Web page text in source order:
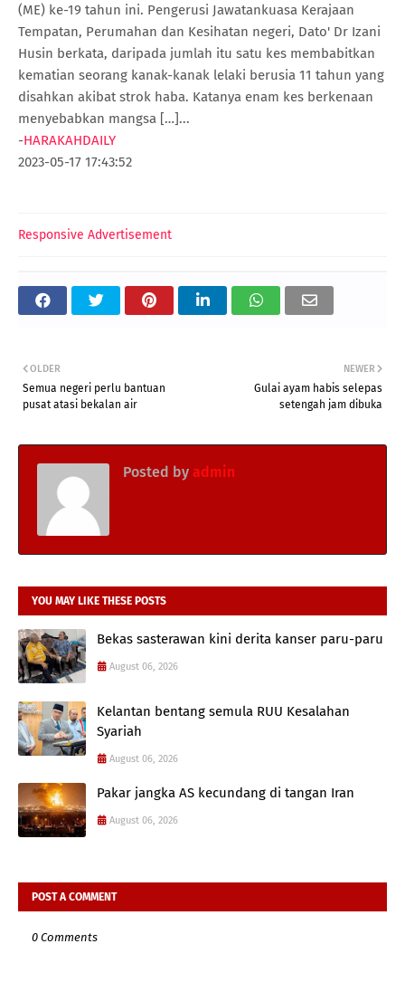
(ME) ke-19 tahun ini. Pengerusi Jawatankuasa Kerajaan
Tempatan, Perumahan dan Kesihatan negeri, Dato' Dr Izani
Husin berkata, daripada jumlah itu satu kes membabitkan
kematian seorang kanak-kanak lelaki berusia 11 tahun yang
disahkan akibat strok haba. Katanya enam kes berkenaan
menyebabkan mangsa […]...
-HARAKAHDAILY
2023-05-17 17:43:52
Responsive Advertisement
NEWER
Gulai ayam habis selepas
setengah jam dibuka
OLDER
Semua negeri perlu bantuan
pusat atasi bekalan air
Posted by admin
YOU MAY LIKE THESE POSTS
Bekas sasterawan kini derita kanser paru-paru
August 06, 2026
Kelantan bentang semula RUU Kesalahan
Syariah
August 06, 2026
Pakar jangka AS kecundang di tangan Iran
August 06, 2026
POST A COMMENT
0 Comments